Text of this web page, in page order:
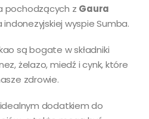
pochodzących z Gaura
indonezyjskiej wyspie Sumba.
są bogate w składniki
żelazo, miedź i cynk, które
zdrowie.
dodatkiem do